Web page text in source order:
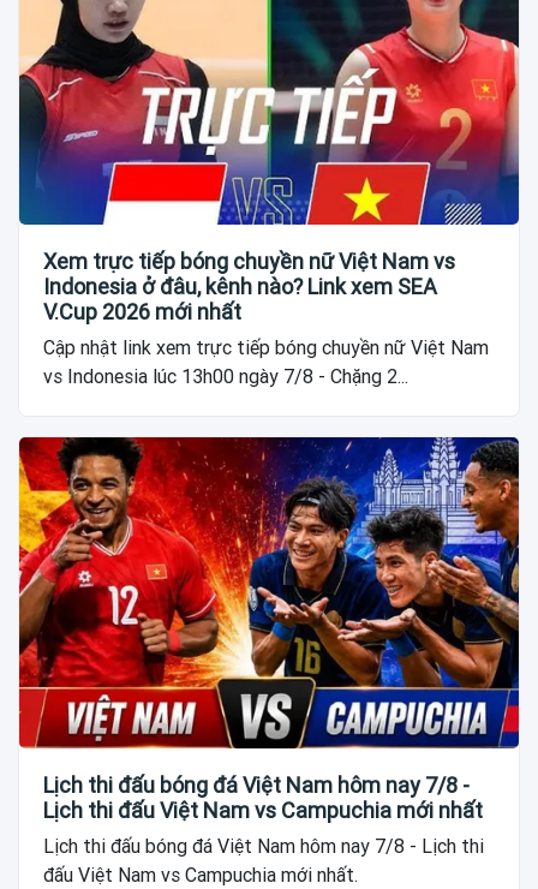
Xem trực tiếp bóng chuyền nữ Việt Nam vs
Indonesia ở đâu, kênh nào? Link xem SEA
V.Cup 2026 mới nhất
Cập nhật link xem trực tiếp bóng chuyền nữ Việt Nam
vs Indonesia lúc 13h00 ngày 7/8 - Chặng 2...
Lịch thi đấu bóng đá Việt Nam hôm nay 7/8 -
Lịch thi đấu Việt Nam vs Campuchia mới nhất
Lịch thi đấu bóng đá Việt Nam hôm nay 7/8 - Lịch thi
đấu Việt Nam vs Campuchia mới nhất.